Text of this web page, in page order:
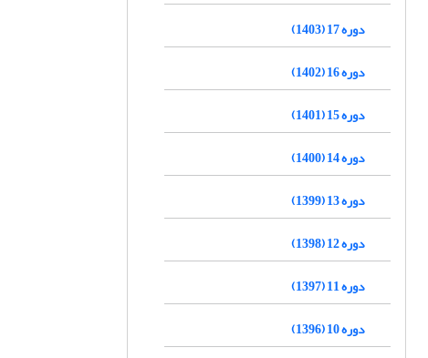
دوره 17 (1403)
دوره 16 (1402)
دوره 15 (1401)
دوره 14 (1400)
دوره 13 (1399)
دوره 12 (1398)
دوره 11 (1397)
دوره 10 (1396)